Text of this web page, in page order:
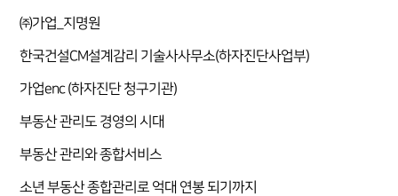
㈜가업_지명원
한국건설CM설계감리 기술사사무소(하자진단사업부)
가업enc (하자진단 청구기관)
부동산 관리도 경영의 시대
부동산 관리와 종합서비스
소년 부동산 종합관리로 억대 연봉 되기까지